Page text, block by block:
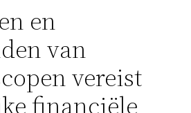
en
van
vereist
financiële